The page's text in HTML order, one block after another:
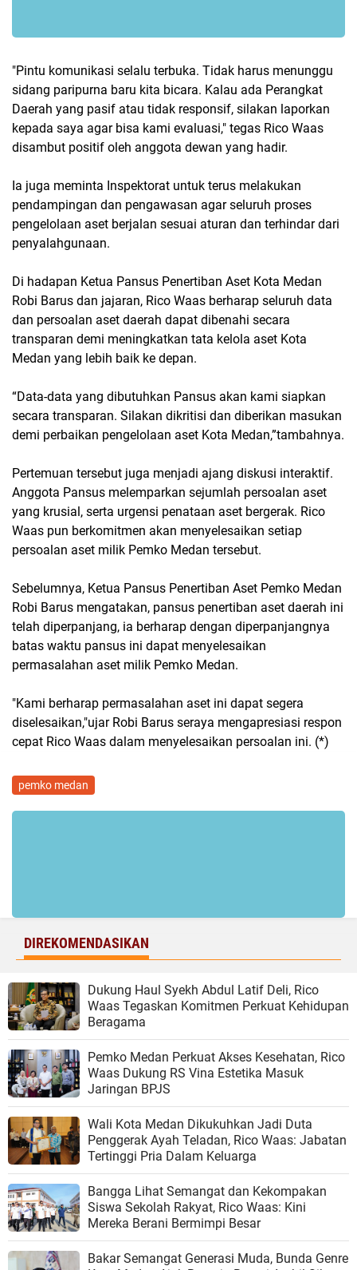
"Pintu komunikasi selalu terbuka. Tidak harus menunggu
sidang paripurna baru kita bicara. Kalau ada Perangkat
Daerah yang pasif atau tidak responsif, silakan laporkan
kepada saya agar bisa kami evaluasi," tegas Rico Waas
disambut positif oleh anggota dewan yang hadir.
Ia juga meminta Inspektorat untuk terus melakukan
pendampingan dan pengawasan agar seluruh proses
pengelolaan aset berjalan sesuai aturan dan terhindar dari
penyalahgunaan.
Di hadapan Ketua Pansus Penertiban Aset Kota Medan
Robi Barus dan jajaran, Rico Waas berharap seluruh data
dan persoalan aset daerah dapat dibenahi secara
transparan demi meningkatkan tata kelola aset Kota
Medan yang lebih baik ke depan.
“Data-data yang dibutuhkan Pansus akan kami siapkan
secara transparan. Silakan dikritisi dan diberikan masukan
demi perbaikan pengelolaan aset Kota Medan,”tambahnya.
Pertemuan tersebut juga menjadi ajang diskusi interaktif.
Anggota Pansus melemparkan sejumlah persoalan aset
yang krusial, serta urgensi penataan aset bergerak. Rico
Waas pun berkomitmen akan menyelesaikan setiap
persoalan aset milik Pemko Medan tersebut.
Sebelumnya, Ketua Pansus Penertiban Aset Pemko Medan
Robi Barus mengatakan, pansus penertiban aset daerah ini
telah diperpanjang, ia berharap dengan diperpanjangnya
batas waktu pansus ini dapat menyelesaikan
permasalahan aset milik Pemko Medan.
"Kami berharap permasalahan aset ini dapat segera
diselesaikan,"ujar Robi Barus seraya mengapresiasi respon
cepat Rico Waas dalam menyelesaikan persoalan ini. (*)
pemko medan
DIREKOMENDASIKAN
Dukung Haul Syekh Abdul Latif Deli, Rico
Waas Tegaskan Komitmen Perkuat Kehidupan
Beragama
Pemko Medan Perkuat Akses Kesehatan, Rico
Waas Dukung RS Vina Estetika Masuk
Jaringan BPJS
Wali Kota Medan Dikukuhkan Jadi Duta
Penggerak Ayah Teladan, Rico Waas: Jabatan
Tertinggi Pria Dalam Keluarga
Bangga Lihat Semangat dan Kekompakan
Siswa Sekolah Rakyat, Rico Waas: Kini
Mereka Berani Bermimpi Besar
Bakar Semangat Generasi Muda, Bunda Genre